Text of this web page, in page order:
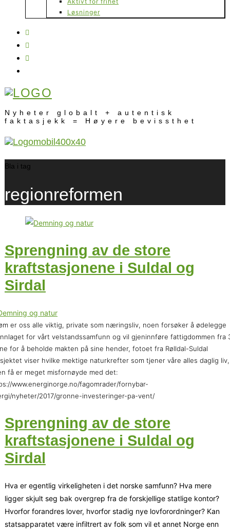
Løsninger
Nyheter globalt + autentisk
faktasjekk = Høyere bevissthet
Bla i tag
regionreformen
Sprengning av de store
kraftstasjonene i Suldal og
Sirdal
er oss alle viktig, private som næringsliv, noen forsøker å ødelegge
for vårt velstandssamfunn og vil gjeninnføre fattigdommen fra
for å beholde makten på sine hender, fotoet fra Rølldal-Suldal
viser hvilke mektige naturkrefter som tjener våre alles daglig liv,
få er meget misfornøyde med det:
www.energinorge.no/fagomrader/fornybar-
nyheter/2017/gronne-investeringer-pa-vent/
Sprengning av de store
kraftstasjonene i Suldal og
Sirdal
Hva er egentlig virkeligheten i det norske samfunn? Hva mere
ligger skjult seg bak overgrep fra de forskjellige statlige kontor?
Hvorfor forandres lover, hvorfor stadig nye lovforordninger? Kan
statsapparatet være infiltrert av folk som vil et annet Norge enn